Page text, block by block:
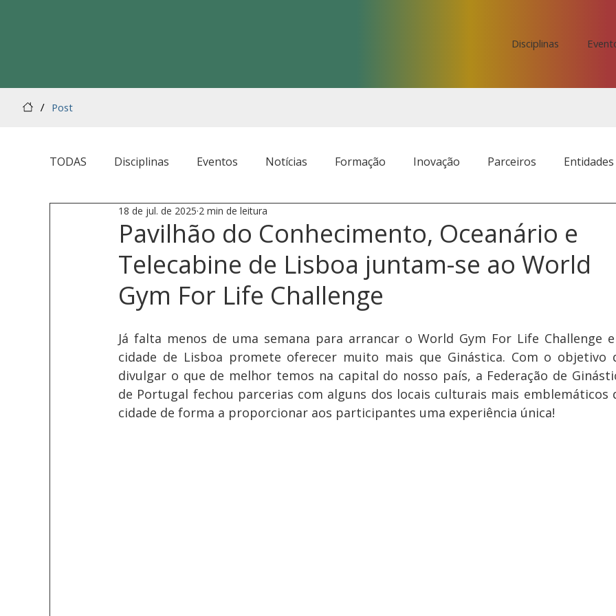
Disciplinas
/ Post
TODAS Disciplinas Eventos Notícias Formação Inovação Parceiros Entidades
Pavilhão do Conhecimento, Oceanário e
Telecabine de Lisboa juntam-se ao World
Gym For Life Challenge
18 de jul. de 2025 2 min de leitura
Já falta menos de uma semana para arrancar o World Gym For Life Challenge
cidade de Lisboa promete oferecer muito mais que Ginástica. Com o objetivo
divulgar o que de melhor temos na capital do nosso país, a Federação de
de Portugal fechou parcerias com alguns dos locais culturais mais emblemáticos
cidade de forma a proporcionar aos participantes uma experiência única!